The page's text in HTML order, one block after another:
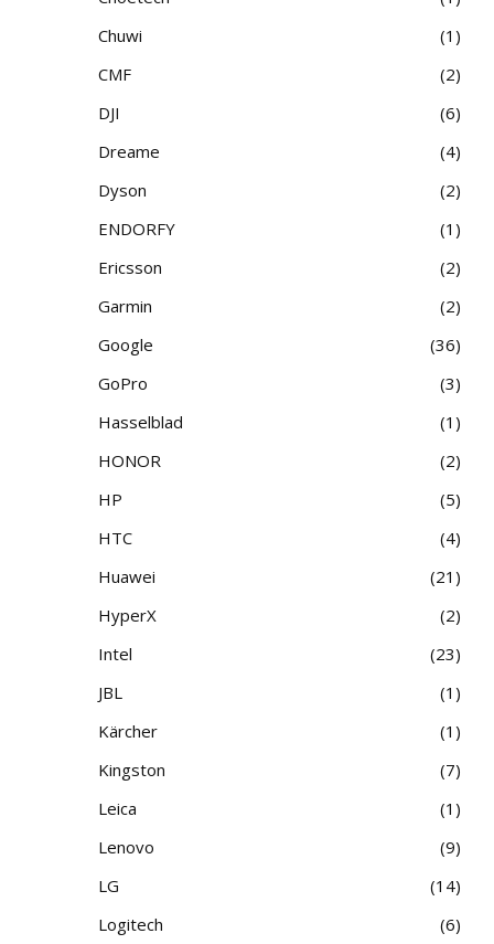
Chuwi
1
CMF
2
DJI
6
Dreame
4
Dyson
2
ENDORFY
1
Ericsson
2
Garmin
2
Google
36
GoPro
3
Hasselblad
1
HONOR
2
HP
5
HTC
4
Huawei
21
HyperX
2
Intel
23
JBL
1
Kärcher
1
Kingston
7
Leica
1
Lenovo
9
LG
14
Logitech
6